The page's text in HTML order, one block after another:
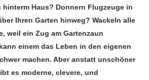
Haus? Donnern Flugzeuge in
Ihren Garten hinweg? Wackeln alle
weil ein Zug am Gartenzaun
einem das Leben in den eigenen
machen. Aber anstatt unschöner
es moderne, clevere, und